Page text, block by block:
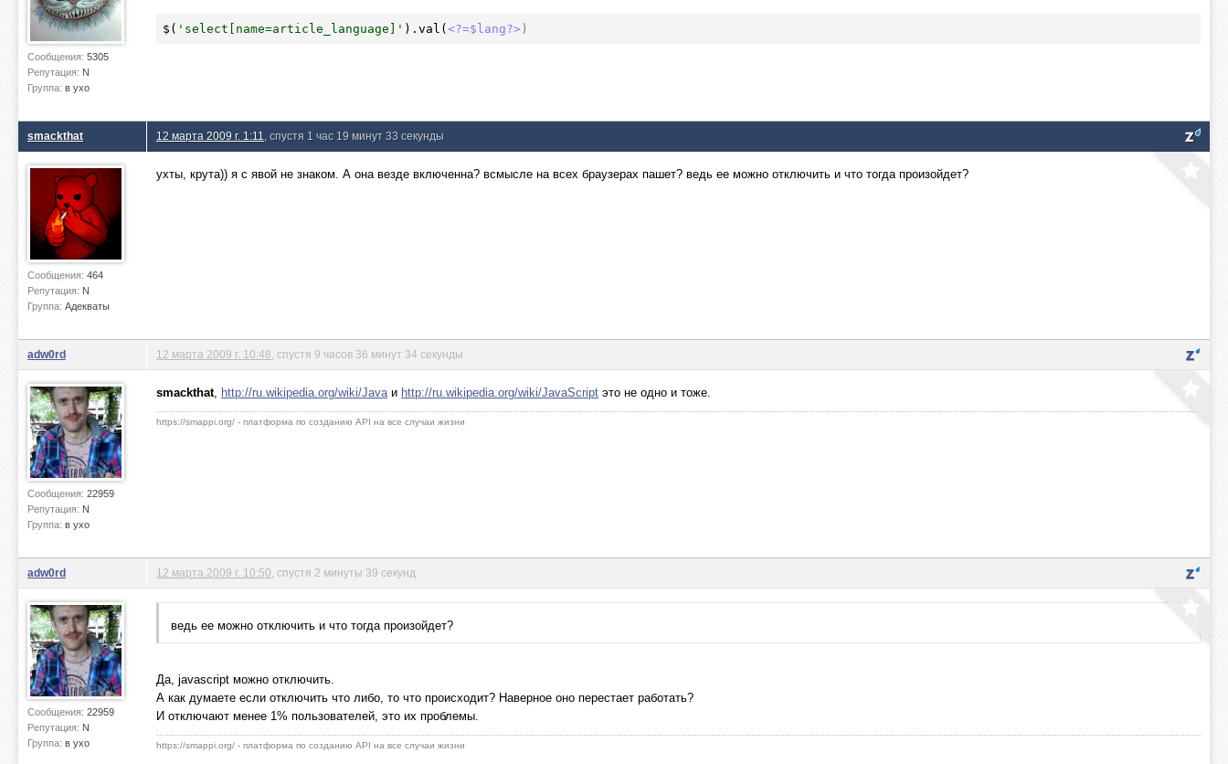
Сообщения: 5305
Репутация: N
Группа: в ухо
$( 'select[name=article_language]' ).val(<?=$lang?> )
smackthat
Сообщения: 464
Репутация: N
Группа: Адекваты
12 марта 2009 г. 1:11 , спустя 1 час 19 минут 33 секунды
ухты, крута)) я с явой не знаком. А она везде включенна? всмысле на всех браузерах пашет? ведь ее можно отключить и что тогда произойдет?
adw0rd
Сообщения: 22959
Репутация: N
Группа: в ухо
12 марта 2009 г. 10:48 , спустя 9 часов 36 минут 34 секунды
smackthat, http://ru.wikipedia.org/wiki/Javaи http://ru.wikipedia.org/wiki/JavaScript это не одно и тоже.
https://smappi.org/ - платформа по созданию API на все случаи жизни
adw0rd
Сообщения: 22959
Репутация: N
Группа: в ухо
12 марта 2009 г. 10:50 , спустя 2 минуты 39 секунд
ведь ее можно отключить и что тогда произойдет?
Да, javascript можно отключить.
А как думаете если отключить что либо, то что происходит? Наверное оно перестает работать?
И отключают менее 1% пользователей, это их проблемы.
https://smappi.org/ - платформа по созданию API на все случаи жизни